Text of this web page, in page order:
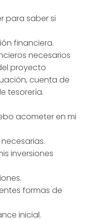
para saber si
financiera.
necesarios
proyecto
cuenta de
tesorería.
acometer en mi
inversiones
formas de
inicial.